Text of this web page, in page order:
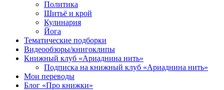
Политика
Шитьё и крой
Кулинария
Йога
Тематические подборки
Видеообзоры/книгоклипы
Книжный клуб «Ариаднина нить»
Подписка на книжный клуб «Ариаднина нить»
Мои переводы
Блог «Про книжки»